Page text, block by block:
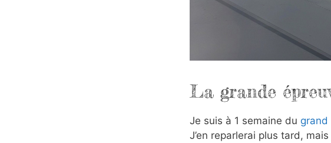
La grande
Je suis à 1 semaine du
J’en reparlerai plus tard,